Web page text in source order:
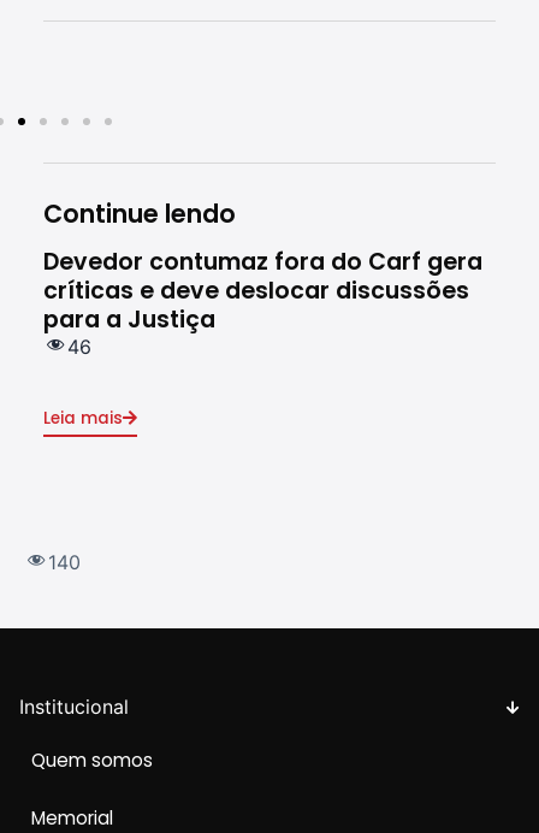
Continue lendo
Devedor contumaz fora do Carf gera
críticas e deve deslocar discussões
para a Justiça
46
Leia mais
140
Institucional
Quem somos
Memorial